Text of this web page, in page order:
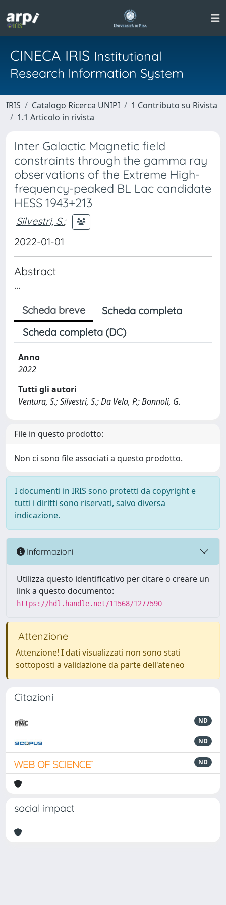
CINECA IRIS Institutional
Research Information System
IRIS Catalogo Ricerca UNIPI
1 Contributo su Rivista
1.1 Articolo in rivista
Inter Galactic Magnetic field
constraints through the gamma ray
observations of the Extreme High-
frequency-peaked BL Lac candidate
HESS 1943+213
Silvestri, S.;
2022-01-01
Abstract
...
Scheda breve
Scheda completa
Scheda completa (DC)
Anno
2022
Tutti gli autori
Ventura, S.; Silvestri, S.; Da Vela, P.; Bonnoli, G.
File in questo prodotto:
Non ci sono file associati a questo prodotto.
I documenti in IRIS sono protetti da copyright e
tutti i diritti sono riservati, salvo diversa
indicazione.
Informazioni
Utilizza questo identificativo per citare o creare un
link a questo documento:
https://hdl.handle.net/11568/1277590
Attenzione
Attenzione! I dati visualizzati non sono stati
sottoposti a validazione da parte dell'ateneo
Citazioni
ND
ND
ND
social impact